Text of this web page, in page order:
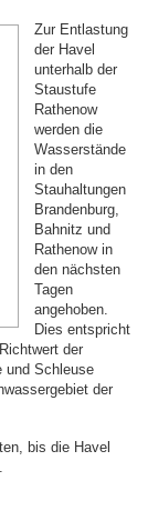
Zur Entlastung
der Havel
unterhalb der
Staustufe
Rathenow
werden die
Wasserstände
in den
Stauhaltungen
Brandenburg,
Bahnitz und
Rathenow in
den nächsten
Tagen
angehoben.
Dies entspricht
der
und Schleuse
der
bis die Havel